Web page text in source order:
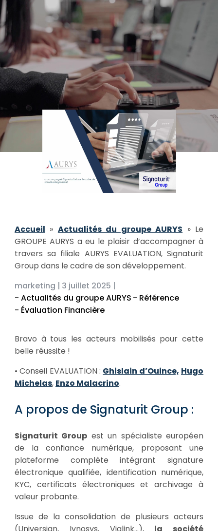
Accueil » Actualités du groupe AURYS » Le
GROUPE AURYS a eu le plaisir d’accompagner à
travers sa filiale AURYS EVALUATION, Signaturit
Group dans le cadre de son développement.
marketing | 3 juillet 2025 |
- Actualités du groupe AURYS - Référence
- Évaluation Financière
Bravo à tous les acteurs mobilisés pour cette
belle réussite !
• Conseil EVALUATION : Ghislain d’Ouince, Hugo
Michelas, Enzo Malacrino.
A propos de Signaturit Group :
Signaturit Group est un spécialiste européen
de la confiance numérique, proposant une
plateforme complète intégrant signature
électronique qualifiée, identification numérique,
KYC, certificats électroniques et archivage à
valeur probante.
Issue de la consolidation de plusieurs acteurs